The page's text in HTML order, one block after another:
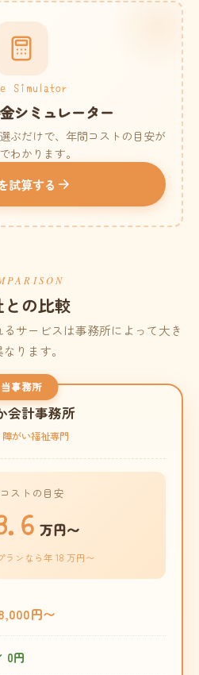
Simulator
シミュレーター
ぶだけで、年間コストの目安が
わかります。
試算する
の比較
サービスは事務所によって大き
なります。
当事務所
会計事務所
がい福祉専門
ストの目安
万円〜
ランなら年 18 万円〜
円〜
0円